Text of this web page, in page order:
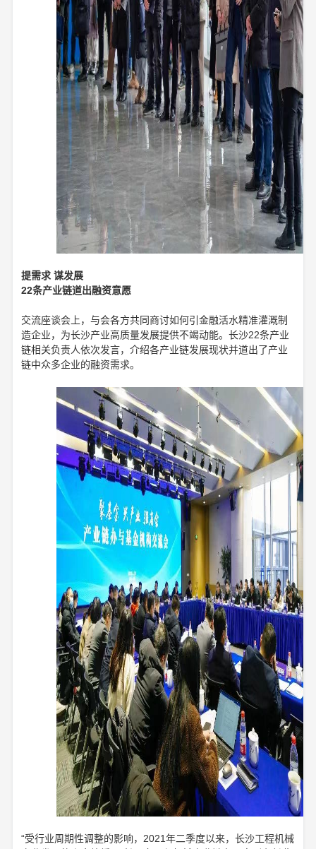
提需求 谋发展
22条产业链道出融资意愿
交流座谈会上，与会各方共同商讨如何引金融活水精准灌溉制
造企业，为长沙产业高质量发展提供不竭动能。长沙22条产业
链相关负责人依次发言，介绍各产业链发展现状并道出了产业
链中众多企业的融资需求。
“受行业周期性调整的影响，2021年二季度以来，长沙工程机械